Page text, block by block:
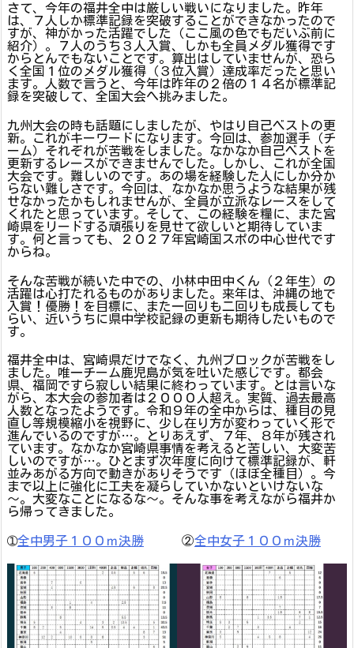
さて、今年の福井全中は厳しい戦いになりました。昨年
は、７人しか標準記録を突破することができなかったので
すが、神がかった活躍でした（ここ風の色でもだいぶ前に
紹介）。７人のうち３人入賞、しかも全員メダル獲得です
からとんでもないことです。算出はしていませんが、恐ら
く全国１位のメダル獲得（３位入賞）達成率だったと思い
ます。人数で言うと、今年は昨年の２倍の１４名が標準記
録を突破して、全国大会へ挑みました。
九州大会の時も話題にしましたが、やはり自己ベストの更
新。これがキーワードになります。今回は、参加選手（チ
ーム）それぞれが苦戦をしました。なかなか自己ベストを
更新するレースができませんでした。しかし、これが全国
大会です。難しいのです。あの場を経験した人にしか分か
らない難しさです。今回は、なかなか思うような結果が残
せなかったかもしれませんが、全員が立派なレースをして
くれたと思っています。そして、この経験を糧に、また宮
崎県をリードする頑張りを見せて欲しいと期待していま
す。何と言っても、２０２７年宮崎国スポの中心世代です
からね。
そんな苦戦が続いた中での、小林中田中くん（２年生）の
活躍は心打たれるものがありました。来年は、沖縄の地で
入賞！優勝！を目標に、また一回りも二回りも成長しても
らい、近いうちに県中学校記録の更新も期待したいもので
す。
福井全中は、宮崎県だけでなく、九州ブロックが苦戦をし
ました。唯一チーム鹿児島が気を吐いた感じです。都会
県、福岡ですら寂しい結果に終わっています。とは言いな
がら、本大会の参加者は２０００人超え。実質、過去最高
人数となったようです。令和９年の全中からは、種目の見
直し等規模縮小を視野に、少し在り方が変わっていく形で
進んでいるのですが…。とりあえず、７年、８年が残され
ています。なかなか宮崎県事情を考えると苦しい、大変苦
しいのですが…。ひとまず次年度に向けて標準記録が、軒
並みあがる方向で動きがありそうです（ほぼ全種目）。今
まで以上に強化に工夫を凝らしていかないといけないな
～。大変なことになるな～。そんな事を考えながら福井か
ら帰ってきました。
➀全中男子１００ｍ決勝 ②全中女子１００ｍ決勝